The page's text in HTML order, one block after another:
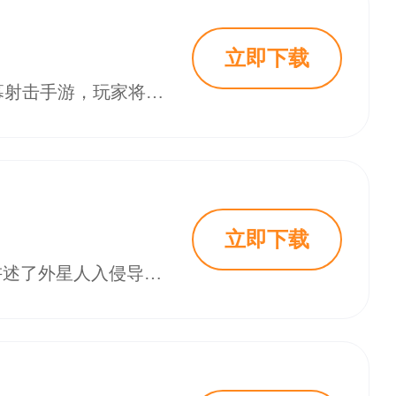
乱涂彩世界官网版是一款由广州天梯网络科技有限公司开发的潮酷风格竖屏弹幕射击手游，玩家将扮演神魔委员会的成员，与不正经的神明娘伙伴们一起，拿起染色武器对抗外星入侵者。
立即下载
乱涂彩世界安卓版是一款以“染色”为核心玩法的潮酷风格弹幕射击手游。游戏讲述了外星人入侵导致地球失色，玩家将扮演“染色小分队”的一员。
立即下载